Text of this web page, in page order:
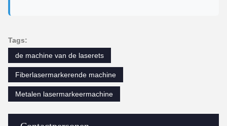
Tags:
de machine van de laserets
Fiberlasermarkerende machine
Metalen lasermarkeermachine